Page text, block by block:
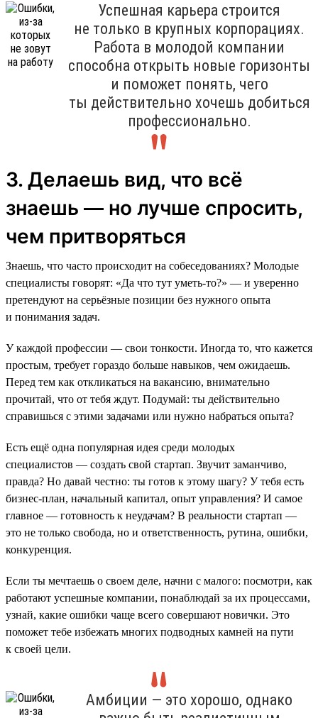
Успешная карьера строится
не только в крупных корпорациях.
Работа в молодой компании
способна открыть новые горизонты
и поможет понять, чего
ты действительно хочешь добиться
профессионально.
3. Делаешь вид, что всё
знаешь — но лучше спросить,
чем притворяться
Знаешь, что часто происходит на собеседованиях? Молодые
специалисты говорят: «Да что тут уметь-то?» — и уверенно
претендуют на серьёзные позиции без нужного опыта
и понимания задач.
У каждой профессии — свои тонкости. Иногда то, что кажется
простым, требует гораздо больше навыков, чем ожидаешь.
Перед тем как откликаться на вакансию, внимательно
прочитай, что от тебя ждут. Подумай: ты действительно
справишься с этими задачами или нужно набраться опыта?
Есть ещё одна популярная идея среди молодых
специалистов — создать свой стартап. Звучит заманчиво,
правда? Но давай честно: ты готов к этому шагу? У тебя есть
бизнес-план, начальный капитал, опыт управления? И самое
главное — готовность к неудачам? В реальности стартап —
это не только свобода, но и ответственность, рутина, ошибки,
конкуренция.
Если ты мечтаешь о своем деле, начни с малого: посмотри, как
работают успешные компании, понаблюдай за их процессами,
узнай, какие ошибки чаще всего совершают новички. Это
поможет тебе избежать многих подводных камней на пути
к своей цели.
Амбиции — это хорошо, однако